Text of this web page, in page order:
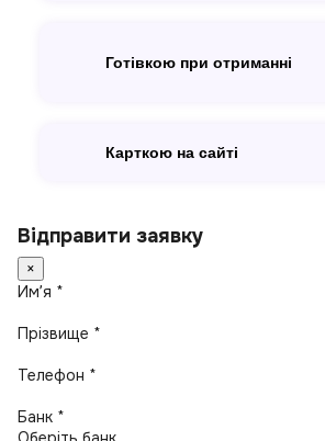
Готівкою при отриманні
Карткою на сайті
Відправити заявку
×
Имʼя *
Прізвище *
Телефон *
Банк *